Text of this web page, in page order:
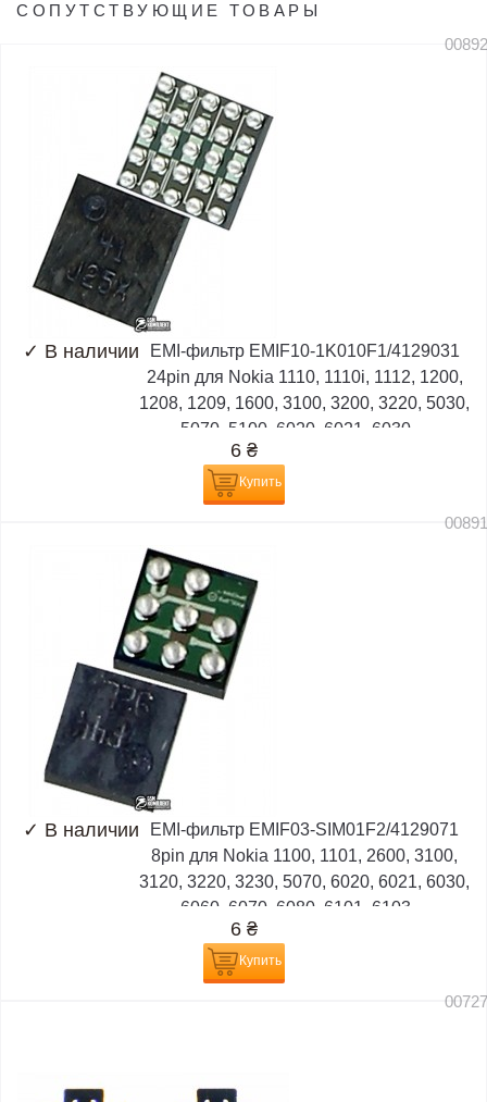
СОПУТСТВУЮЩИЕ ТОВАРЫ
✓ В наличии
EMI-фильтр EMIF10-1K010F1/4129031
24pin для Nokia 1110, 1110i, 1112, 1200,
1208, 1209, 1600, 3100, 3200, 3220, 5030,
5070, 5100, 6020, 6021, 6030,...
6 ₴
Купить
✓ В наличии
EMI-фильтр EMIF03-SIM01F2/4129071
8pin для Nokia 1100, 1101, 2600, 3100,
3120, 3220, 3230, 5070, 6020, 6021, 6030,
6060, 6070, 6080, 6101, 6103,...
6 ₴
Купить